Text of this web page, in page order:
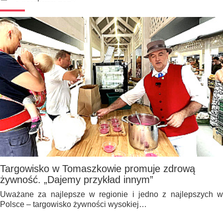
Targowisko w Tomaszkowie promuje zdrową
żywność. „Dajemy przykład innym”
Uważane za najlepsze w regionie i jedno z najlepszych w
Polsce – targowisko żywności wysokiej…